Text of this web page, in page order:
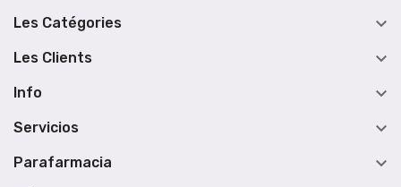
Les Catégories 
Les Clients 
Info 
Servicios 
Parafarmacia 